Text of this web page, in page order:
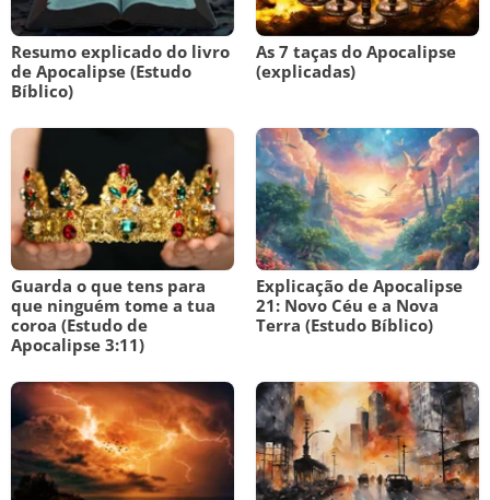
Resumo explicado do livro
de Apocalipse (Estudo
Bíblico)
As 7 taças do Apocalipse
(explicadas)
Guarda o que tens para
que ninguém tome a tua
coroa (Estudo de
Apocalipse 3:11)
Explicação de Apocalipse
21: Novo Céu e a Nova
Terra (Estudo Bíblico)